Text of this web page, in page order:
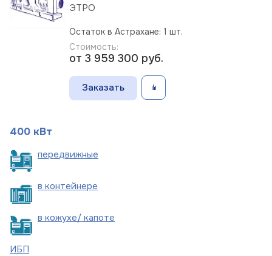
ЭТРО
Остаток в Астрахане: 1 шт.
Стоимость:
от 3 959 300 руб.
Заказать
400 кВт
передвижные
в контейнере
в кожухе/ капоте
ИБП